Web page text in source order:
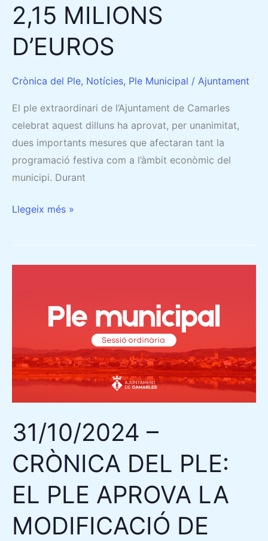
2,15 MILIONS
D’EUROS
Crònica del Ple, Notícies, Ple Municipal / Ajuntament
El ple extraordinari de l’Ajuntament de Camarles
celebrat aquest dilluns ha aprovat, per unanimitat,
dues importants mesures que afectaran tant la
programació festiva com a l’àmbit econòmic del
municipi. Durant
Llegeix més »
31/10/2024 –
CRÒNICA DEL PLE:
EL PLE APROVA LA
MODIFICACIÓ DE
CRÒNICA
EL
PLE
MODIFICACIÓ
LES
LOCALS
LA